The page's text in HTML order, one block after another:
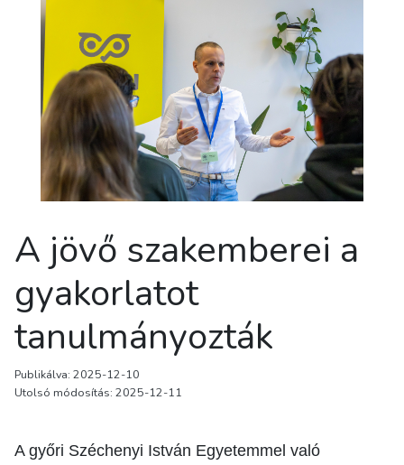
A jövő szakemberei a
gyakorlatot
tanulmányozták
Publikálva: 2025-12-10
Utolsó módosítás: 2025-12-11
A győri Széchenyi István Egyetemmel való